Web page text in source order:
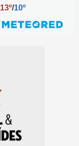
13º/10º